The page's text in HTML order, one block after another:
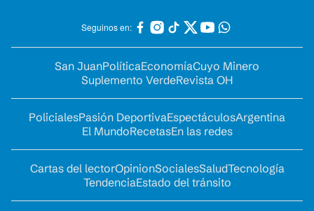
Seguinos en:
San JuanPolíticaEconomíaCuyo Minero
Suplemento VerdeRevista OH
PolicialesPasión DeportivaEspectáculosArgentina
El MundoRecetasEn las redes
Cartas del lectorOpinionSocialesSaludTecnología
TendenciaEstado del tránsito